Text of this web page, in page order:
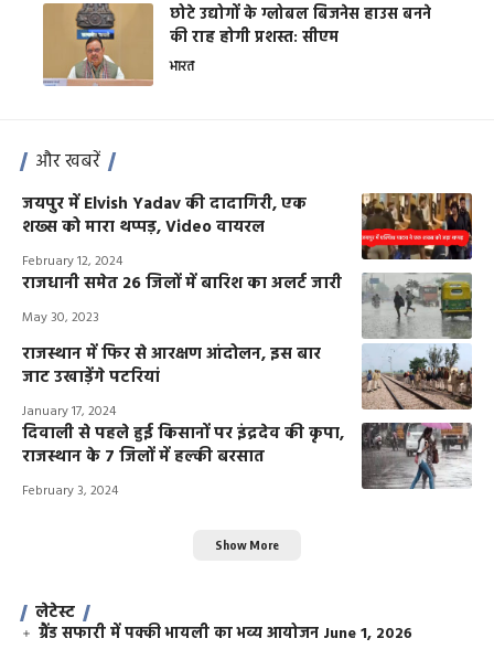
छोटे उद्योगों के ग्लोबल बिजनेस हाउस बनने
की राह होगी प्रशस्त: सीएम
भारत
और खबरें
जयपुर में Elvish Yadav की दादागिरी, एक
शख्स को मारा थप्पड़, Video वायरल
February 12, 2024
राजधानी समेत 26 जिलों में बारिश का अलर्ट जारी
May 30, 2023
राजस्थान में फिर से आरक्षण आंदोलन, इस बार
जाट उखाड़ेंगे पटरियां
January 17, 2024
दिवाली से पहले हुई किसानों पर इंद्रदेव की कृपा,
राजस्थान के 7 जिलों में हल्की बरसात
February 3, 2024
Show More
लेटेस्ट
ग्रैंड सफारी में पक्की भायली का भव्य आयोजन June 1, 2026